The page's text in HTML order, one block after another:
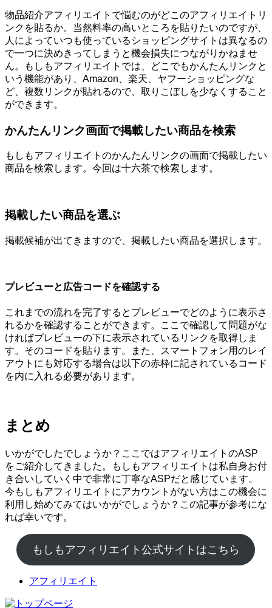
物品紹介アフィリエイトで悩むのがどこのアフィリエイトリ
ンクを貼るか。当然料率の高いところを貼りたいのですが、
人によっていつも使っているショッピングサイトは異なるの
で一つに決めきってしまうと機会損失につながりかねませ
ん。もしもアフィリエイトでは、どこでもかんたんリンクと
いう機能があり、Amazon、楽天、ヤフーショッピングな
ど、複数リンクが貼れるので、取りこぼしを少なくすること
ができます。
かんたんリンク画面で掲載したい商品を検索
もしもアフィリエイトのかんたんリンクの画面で掲載したい
商品を検索します。今回は十六茶で検索します。
掲載したい商品を選ぶ
掲載候補が出てきますので、掲載したい商品を選択します。
プレビューと広告コードを確認する
これまでの流れを完了するとプレビューでどのように表示さ
れるかを確認することができます。ここで確認して問題がな
ければプレビューの下に表示されているリンクを取得しま
す。そのコードを貼ります。また、スマートフォン用のレイ
アウトにも対応する場合は以下の赤枠に記されているコード
を内に入れる必要があります。
まとめ
いかがでしたでしょうか？ここではアフィリエイトのASP
をご紹介してきました。もしもアフィリエイトは私自身お付
き合いしていく中で非常に丁寧なASPだと感じています。
今もしもアフィリエイトにアカウントがない方はこの機会に
利用し始めてみてはいかがでしょうか？この記事が参考にな
れば幸いです。
もしもアフィリエイト公式サイトはこちら
アフィリエイト